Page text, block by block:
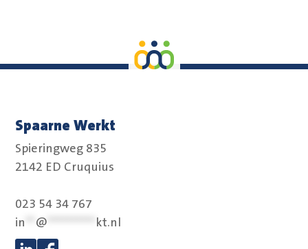
Spaarne Werkt
Spieringweg 835
2142 ED Cruquius
023 54 34 767
in
@ kt.nl